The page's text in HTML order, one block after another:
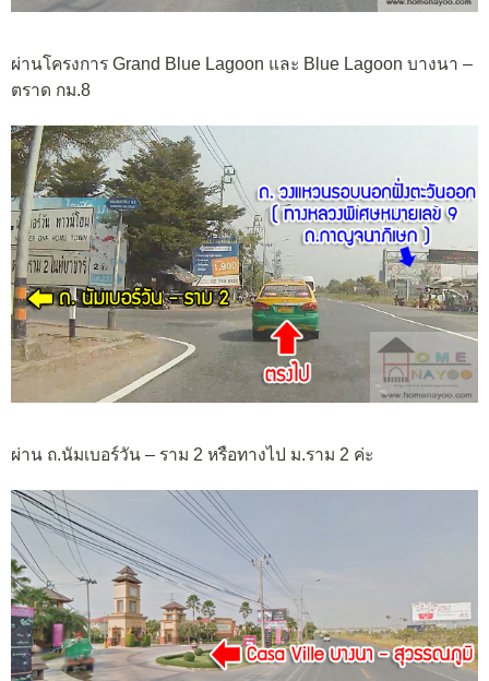
ผ่านโครงการ Grand Blue Lagoon และ Blue Lagoon บางนา –
ตราด กม.8
ผ่าน ถ.นัมเบอร์วัน – ราม 2 หรือทางไป ม.ราม 2 ค่ะ